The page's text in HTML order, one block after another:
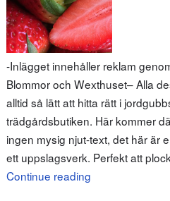
-Inlägget innehåller reklam
Blommor och Wexthuset– Alla
alltid så lätt att hitta rätt i
trädgårdsbutiken. Här kommer
ingen mysig njut-text, det här är
ett uppslagsverk. Perfekt att
Continue reading